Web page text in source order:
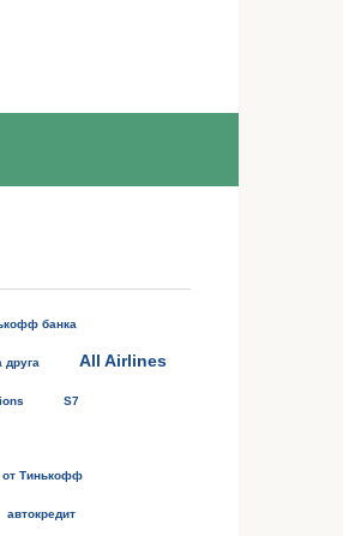
банка
друга All Airlines
S7
от Тинькофф
автокредит